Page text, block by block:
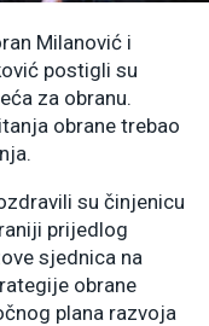
Milanović i
postigli su
za obranu.
obrane trebao
su činjenicu
prijedlog
sjednica na
obrane
plana razvoja